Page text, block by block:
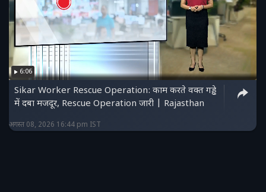
6:06
Sikar Worker Rescue Operation: काम करते वक्त गड्ढे
में दबा मजदूर, Rescue Operation जारी | Rajasthan
अगस्त 08, 2026 16:44 pm IST